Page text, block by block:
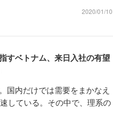
2020/01/10
すベトナム、来日入社の有望
国内だけでは需要をまかなえ
している。その中で、理系の